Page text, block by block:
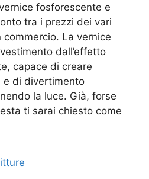
fosforescente e
tra i prezzi dei vari
La vernice
dall’effetto
capace di creare
e di divertimento
la luce. Già, forse
ti sarai chiesto come